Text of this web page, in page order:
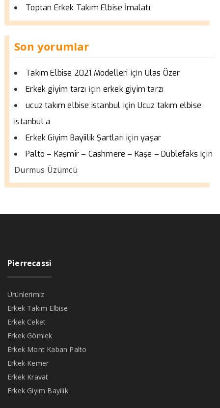
Toptan Erkek Takım Elbise İmalatı
Son yorumlar
Takım Elbise 2021 Modelleri için Ulas Özer
Erkek giyim tarzı için erkek giyim tarzı
ucuz takım elbise istanbul için Ucuz takım elbise
istanbul a
Erkek Giyim Bayiilik Şartları içinyaşar
Palto – Kaşmir – Cashmere – Kaşe – Dublefaks için
Durmus Üzümcü
Pierrecassi
Ürünlerimiz
Erkek Takım Elbise
Erkek Ceket
Erkek Gömlek
Erkek Mont Kaban Palto
Erkek Kemer
Erkek Kravat
Erkek Giyim Bayilik